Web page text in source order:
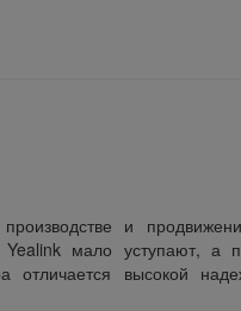
и
мало уступают, а
отличается высокой